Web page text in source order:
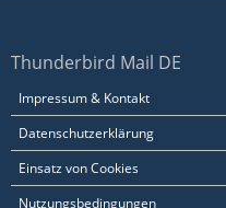
Thunderbird Mail DE
Impressum & Kontakt
Datenschutzerklärung
Einsatz von Cookies
Nutzungsbedingungen